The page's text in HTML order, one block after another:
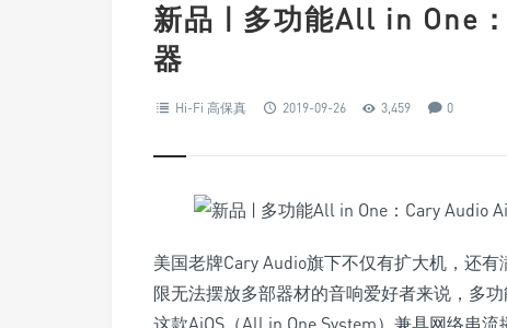
新品 | 多功能All in One
器
Hi-Fi 高保真 2019-09-26 3,459 0
美国老牌Cary Audio旗下不仅有扩大机，还
限无法摆放多部器材的音响爱好者来说，多
这款AiOS（All in One System）兼具网络串